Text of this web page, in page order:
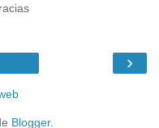
›
Blogger.